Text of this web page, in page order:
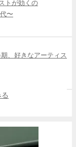
トが効くの
〜
、好きなアーティス